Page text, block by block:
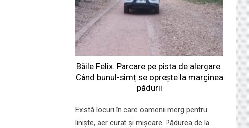
Băile Felix. Parcare pe pista de alergare.
Când bunul-simț se oprește la marginea
pădurii
Există locuri în care oamenii merg pentru
liniște, aer curat și mișcare. Pădurea de la